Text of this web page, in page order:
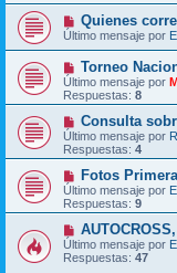
Quienes
Último mensaje por
Torneo
Último mensaje por
Respuestas: 8
Consulta
Último mensaje por
Respuestas: 4
Fotos
Último mensaje por
Respuestas: 9
Último mensaje por
Respuestas: 47